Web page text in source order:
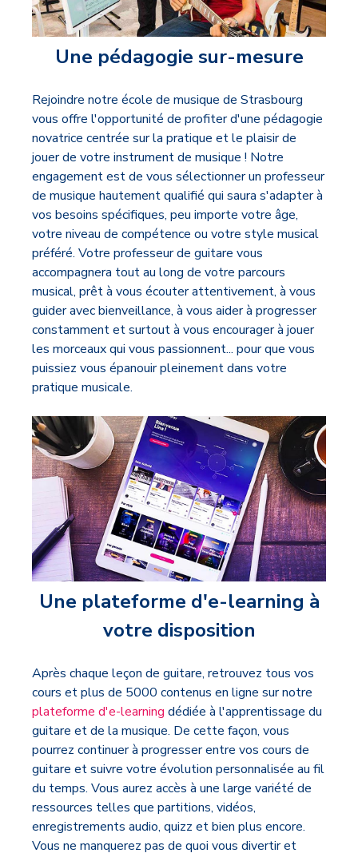
Une pédagogie sur-mesure
Rejoindre notre école de musique de Strasbourg
vous offre l'opportunité de profiter d'une pédagogie
novatrice centrée sur la pratique et le plaisir de
jouer de votre instrument de musique ! Notre
engagement est de vous sélectionner un professeur
de musique hautement qualifié qui saura s'adapter à
vos besoins spécifiques, peu importe votre âge,
votre niveau de compétence ou votre style musical
préféré. Votre professeur de guitare vous
accompagnera tout au long de votre parcours
musical, prêt à vous écouter attentivement, à vous
guider avec bienveillance, à vous aider à progresser
constamment et surtout à vous encourager à jouer
les morceaux qui vous passionnent... pour que vous
puissiez vous épanouir pleinement dans votre
pratique musicale.
Une plateforme d'e-learning à
votre disposition
Après chaque leçon de guitare, retrouvez tous vos
cours et plus de 5000 contenus en ligne sur notre
plateforme d'e-learning dédiée à l'apprentissage du
guitare et de la musique. De cette façon, vous
pourrez continuer à progresser entre vos cours de
guitare et suivre votre évolution personnalisée au fil
du temps. Vous aurez accès à une large variété de
ressources telles que partitions, vidéos,
enregistrements audio, quizz et bien plus encore.
Vous ne manquerez pas de quoi vous divertir et